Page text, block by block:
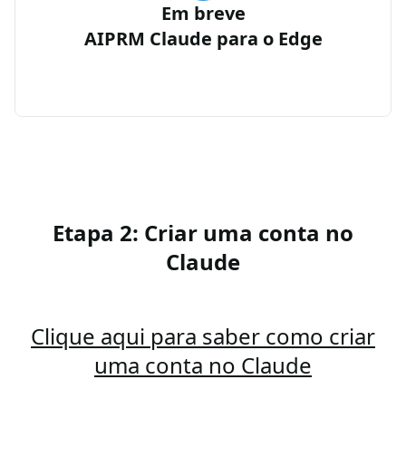
Em breve
AIPRM Claude para o Edge
Etapa 2: Criar uma conta no
Claude
Clique aqui para saber como criar
uma conta no Claude